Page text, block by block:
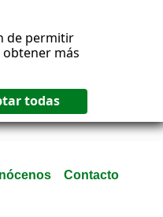
de permitir
más
Contacto